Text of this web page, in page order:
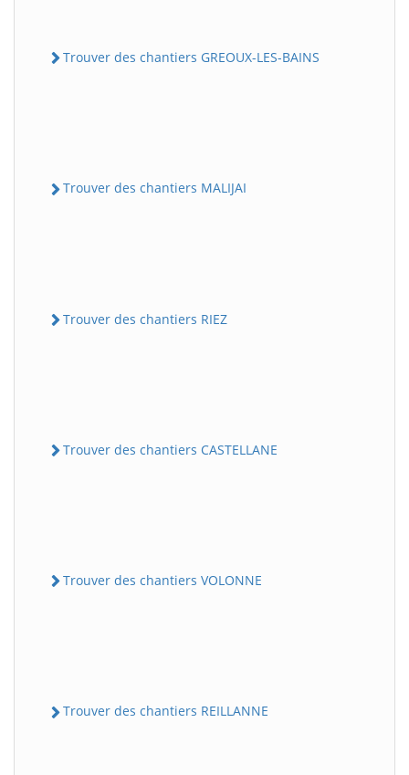
Trouver des chantiers GREOUX-LES-BAINS
Trouver des chantiers MALIJAI
Trouver des chantiers RIEZ
Trouver des chantiers CASTELLANE
Trouver des chantiers VOLONNE
Trouver des chantiers REILLANNE